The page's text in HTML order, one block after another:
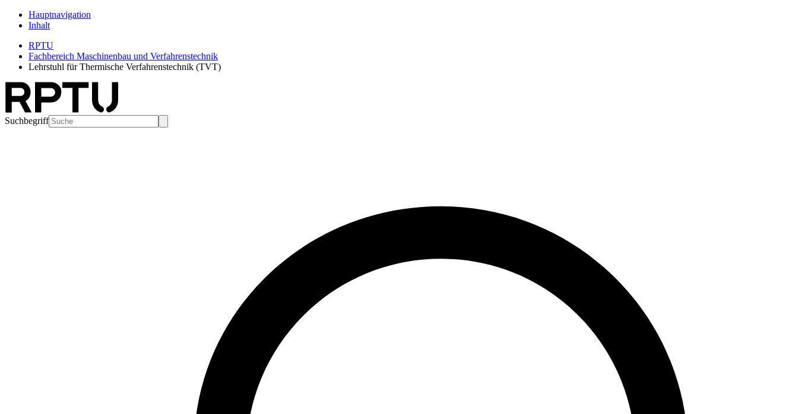
Hauptnavigation
Inhalt
RPTU
Fachbereich Maschinenbau und Verfahrenstechnik
Lehrstuhl für Thermische Verfahrenstechnik (TVT)
Suchbegriff